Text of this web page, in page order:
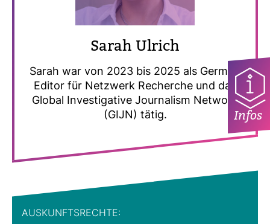
Infos
Sarah Ulrich
Sarah war von 2023 bis 2025 als German
Editor für Netz­werk Recherche und das
Global Inves­ti­ga­tive Jour­na­lism Net­work
(GIJN) tätig.
AUS­KUNFTS­RECHTE: